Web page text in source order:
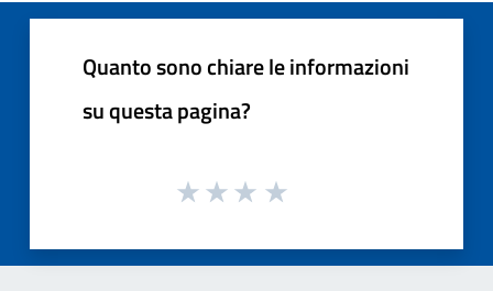
Quanto sono chiare le informazioni
su questa pagina?